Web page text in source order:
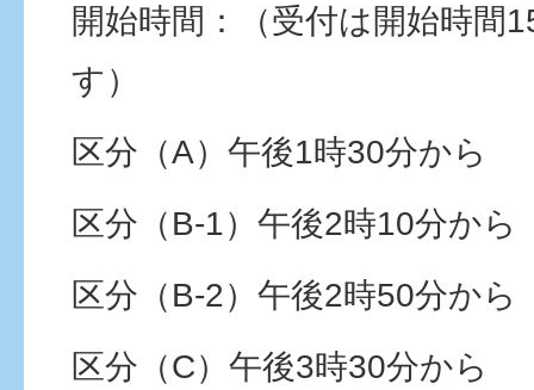
開始時間：（受付は開始時間
す）
区分（A）午後1時30分から
区分（B-1）午後2時10分から
区分（B-2）午後2時50分から
区分（C）午後3時30分から